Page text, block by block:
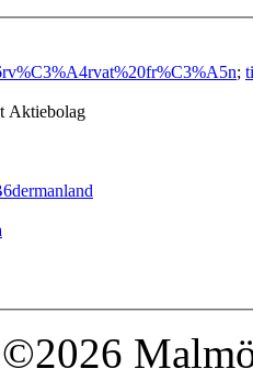
;
Aktiebolag